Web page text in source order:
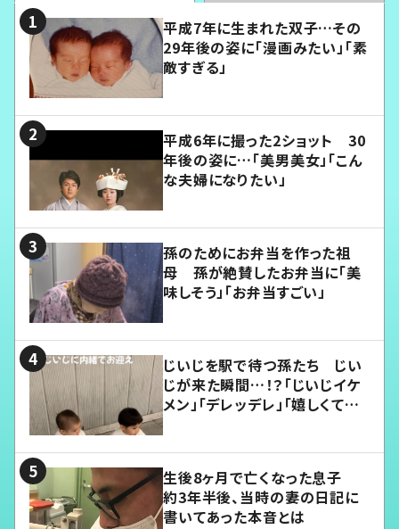
平成7年に生まれた双子…その
29年後の姿に「漫画みたい」「素
敵すぎる」
平成6年に撮った2ショット 30
年後の姿に…「美男美女」「こん
な夫婦になりたい」
孫のためにお弁当を作った祖
母 孫が絶賛したお弁当に「美
味しそう」「お弁当すごい」
じいじを駅で待つ孫たち じい
じが来た瞬間…！？「じいじイケ
メン」「デレッデレ」「嬉しくて可
生後8ヶ月で亡くなった息子
約3年半後、当時の妻の日記に
書いてあった本音とは